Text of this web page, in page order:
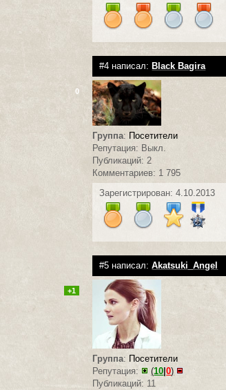
#4 написал:Black Bagira
0
Группа: Посетители
Репутация: Выкл.
Публикаций: 2
Комментариев: 1 795
Зарегистрирован: 4.10.2013
#5 написал:Akatsuki_Angel
+1
Группа: Посетители
Репутация:
(10 |0)
Публикаций: 11